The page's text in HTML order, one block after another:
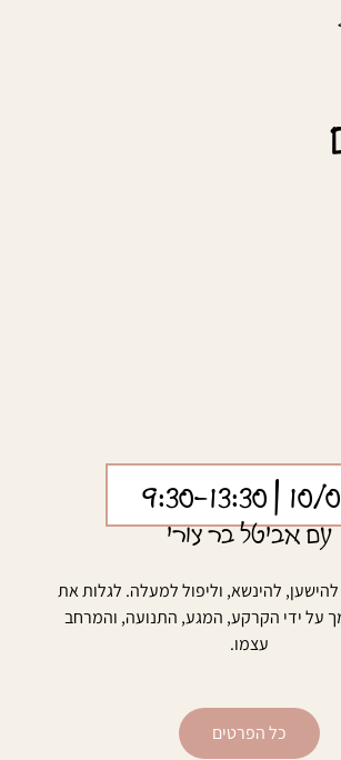
10/
| 9:30-13:30
עם אביטל בר צורי
להינשא, וליפול למעלה. לגלות את
על ידי הקרקע, המגע, התנועה, והמרחב
עצמו.
כל הפרטים